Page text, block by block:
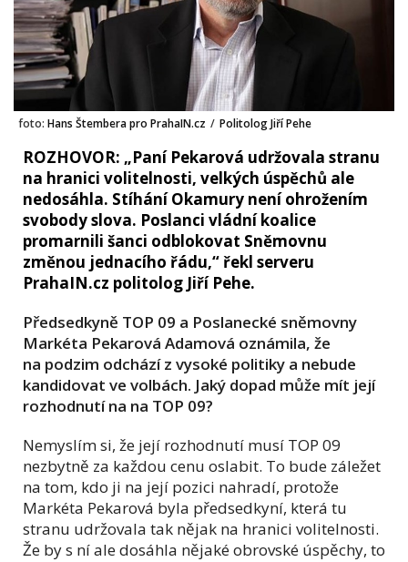
foto: Hans Štembera pro PrahaIN.cz / Politolog Jiří Pehe
ROZHOVOR: „Paní Pekarová udržovala stranu
na hranici volitelnosti, velkých úspěchů ale
nedosáhla. Stíhání Okamury není ohrožením
svobody slova. Poslanci vládní koalice
promarnili šanci odblokovat Sněmovnu
změnou jednacího řádu,“ řekl serveru
PrahaIN.cz politolog Jiří Pehe.
Předsedkyně TOP 09 a Poslanecké sněmovny
Markéta Pekarová Adamová oznámila, že
na podzim odchází z vysoké politiky a nebude
kandidovat ve volbách. Jaký dopad může mít její
rozhodnutí na na TOP 09?
Nemyslím si, že její rozhodnutí musí TOP 09
nezbytně za každou cenu oslabit. To bude záležet
na tom, kdo ji na její pozici nahradí, protože
Markéta Pekarová byla předsedkyní, která tu
stranu udržovala tak nějak na hranici volitelnosti.
Že by s ní ale dosáhla nějaké obrovské úspěchy, to